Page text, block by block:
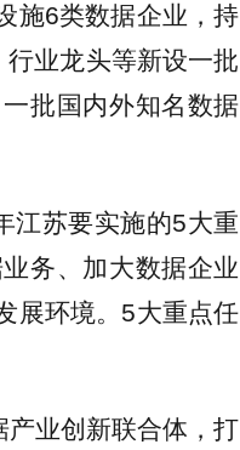
施6类数据企业，持
行业龙头等新设一批
批国内外知名数据
江苏要实施的5大重
务、加大数据企业
展环境。5大重点任
业创新联合体，打